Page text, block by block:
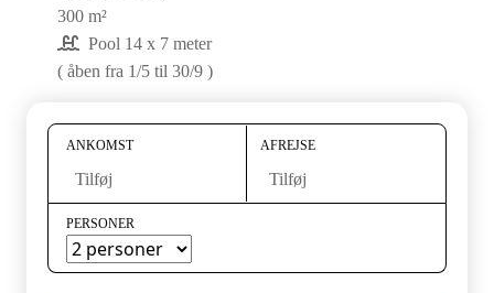
300 m²
Pool 14 x 7 meter
( åben fra 1/5 til 30/9 )
ANKOMST
Tilføj
AFREJSE
Tilføj
PERSONER